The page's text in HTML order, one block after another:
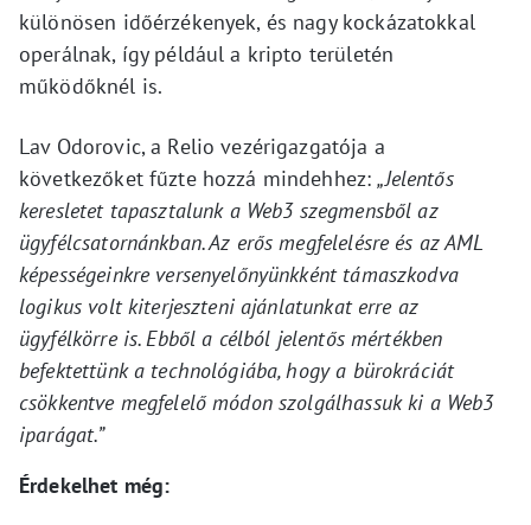
különösen időérzékenyek, és nagy kockázatokkal
operálnak, így például a kripto területén
működőknél is.
Lav Odorovic, a Relio vezérigazgatója a
következőket fűzte hozzá mindehhez:„Jelentős
keresletet tapasztalunk a Web3 szegmensből az
ügyfélcsatornánkban. Az erős megfelelésre és az AML
képességeinkre versenyelőnyünkként támaszkodva
logikus volt kiterjeszteni ajánlatunkat erre az
ügyfélkörre is. Ebből a célból jelentős mértékben
befektettünk a technológiába, hogy a bürokráciát
csökkentve megfelelő módon szolgálhassuk ki a Web3
iparágat.”
Érdekelhet még: